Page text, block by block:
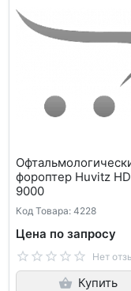
фороптер Huvitz
9000
Код Товара: 4228
Цена по запросу
Нет
Купить